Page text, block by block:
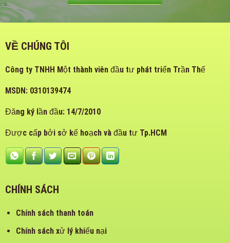
VỀ CHÚNG TÔI
Công ty TNHH Một thành viên đầu tư phát triển Trần Thế
MSDN: 0310139474
Đăng ký lần đầu: 14/7/2010
Được cấp bởi sở kế hoạch và đầu tư Tp.HCM
CHÍNH SÁCH
Chính sách thanh toán
Chính sách xử lý khiếu nại